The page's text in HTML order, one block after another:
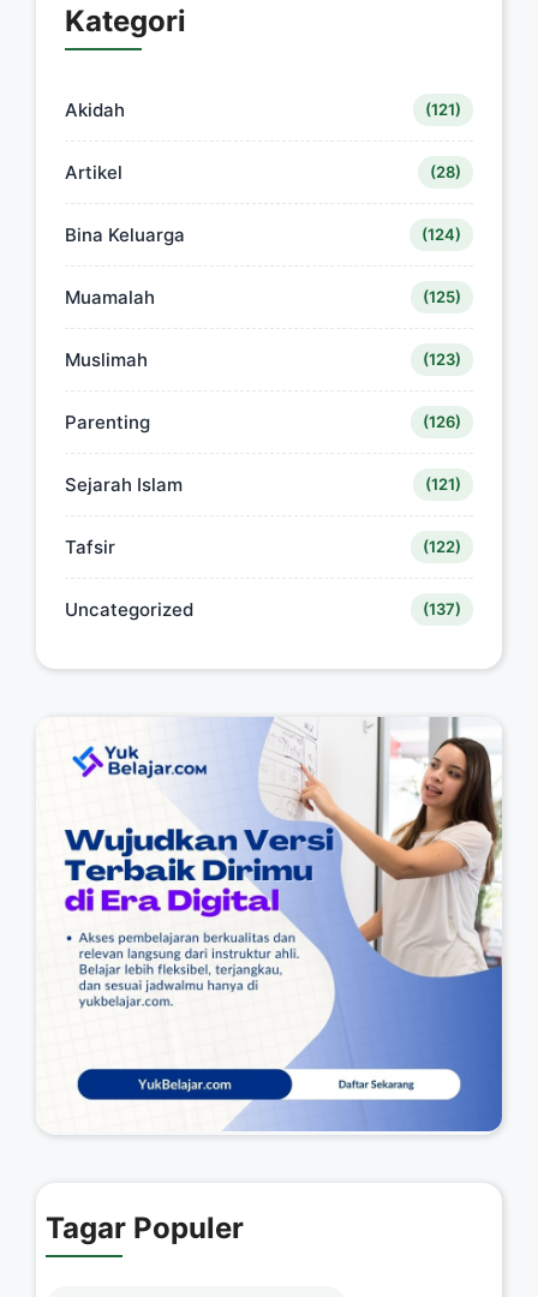
Kategori
Akidah (121)
Artikel (28)
Bina Keluarga (124)
Muamalah (125)
Muslimah (123)
Parenting (126)
Sejarah Islam (121)
Tafsir (122)
Uncategorized (137)
Tagar Populer